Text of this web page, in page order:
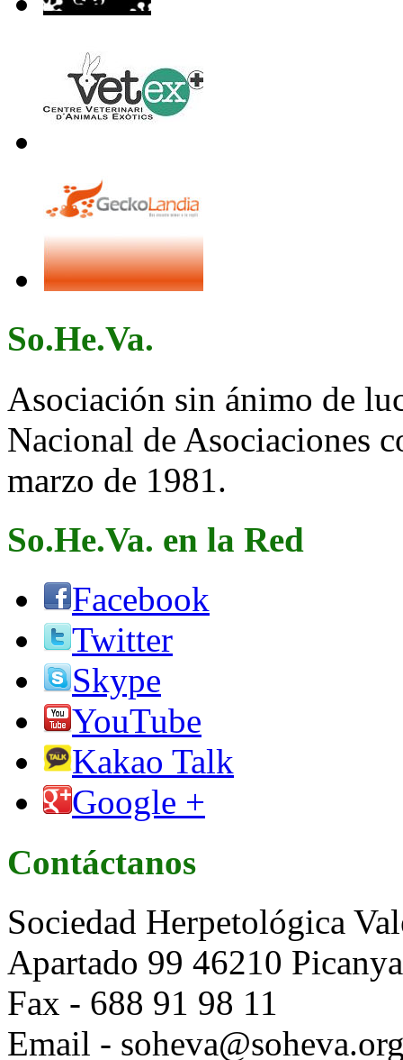
So.He.Va.
Asociación sin ánimo de
Nacional de Asociaciones
marzo de 1981.
So.He.Va. en la Red
Facebook
Twitter
Skype
YouTube
Kakao Talk
Google +
Contáctanos
Sociedad Herpetológica
Apartado 99 46210
Fax - 688 91 98 11
Email -